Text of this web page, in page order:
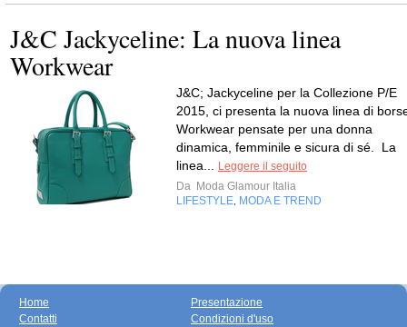
J&C Jackyceline: La nuova linea
Workwear
J&C; Jackyceline per la Collezione P/E
2015, ci presenta la nuova linea di
Workwear pensate per una donna
dinamica, femminile e sicura di sé. La
linea...
Leggere il seguito
Da Moda Glamour Italia
LIFESTYLE MODA E TREND
Home
Contatti
Presentazione
Condizioni d'uso